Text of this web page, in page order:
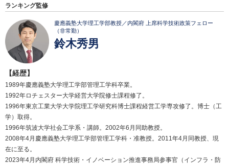
ランキング監修
慶應義塾大学理工学部教授／内閣府 上席科学技術政策フェロー
（非常勤）
鈴木秀男
【経歴】
1989年慶應義塾大学理工学部管理工学科卒業。
1992年ロチェスター大学経営大学院修士課程修了。
1996年東京工業大学大学院理工学研究科博士課程経営工学専攻修了。博士（工
学）取得。
1996年筑波大学社会工学系・講師。2002年6月同助教授。
2008年4月慶應義塾大学理工学部管理工学科・准教授。2011年4月同教授、現
在に至る。
2023年4月内閣府 科学技術・イノベーション推進事務局参事官（インフラ・防